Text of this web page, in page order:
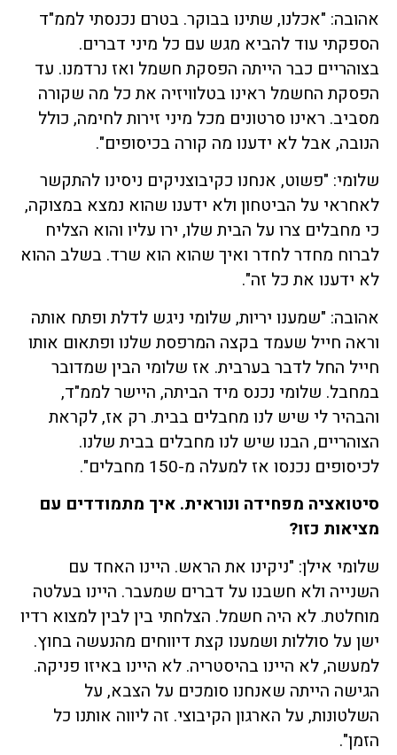
אהובה: "אכלנו, שתינו בבוקר. בטרם נכנסתי לממ"ד
הספקתי עוד להביא מגש עם כל מיני דברים.
בצוהריים כבר הייתה הפסקת חשמל ואז נרדמנו. עד
הפסקת החשמל ראינו בטלוויזיה את כל מה שקורה
מסביב. ראינו סרטונים מכל מיני זירות לחימה, כולל
הנובה, אבל לא ידענו מה קורה בכיסופים".
שלומי: "פשוט, אנחנו כקיבוצניקים ניסינו להתקשר
לאחראי על הביטחון ולא ידענו שהוא נמצא במצוקה,
כי מחבלים צרו על הבית שלו, ירו עליו והוא הצליח
לברוח מחדר לחדר ואיך שהוא הוא שרד. בשלב ההוא
לא ידענו את כל זה".
אהובה: "שמענו יריות, שלומי ניגש לדלת ופתח אותה
וראה חייל שעמד בקצה המרפסת שלנו ופתאום אותו
חייל החל לדבר בערבית. אז שלומי הבין שמדובר
במחבל. שלומי נכנס מיד הביתה, היישר לממ"ד,
והבהיר לי שיש לנו מחבלים בבית. רק אז, לקראת
הצוהריים, הבנו שיש לנו מחבלים בבית שלנו.
לכיסופים נכנסו אז למעלה מ-150 מחבלים".
סיטואציה מפחידה ונוראית. איך מתמודדים עם
מציאות כזו?
שלומי אילן: "ניקינו את הראש. היינו האחד עם
השנייה ולא חשבנו על דברים שמעבר. היינו בעלטה
מוחלטת. לא היה חשמל. הצלחתי בין לבין למצוא רדיו
ישן על סוללות ושמענו קצת דיווחים מהנעשה בחוץ.
למעשה, לא היינו בהיסטריה. לא היינו באיזו פניקה.
הגישה הייתה שאנחנו סומכים על הצבא, על
השלטונות, על הארגון הקיבוצי. זה ליווה אותנו כל
הזמן".